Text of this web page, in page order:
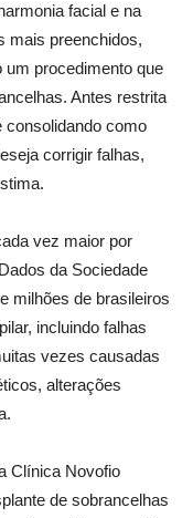
facial e na
mais preenchidos,
procedimento que
Antes restrita
como
corrigir falhas,
vez maior por
da Sociedade
milhões de brasileiros
incluindo falhas
vezes causadas
alterações
Clínica Novofio
de sobrancelhas